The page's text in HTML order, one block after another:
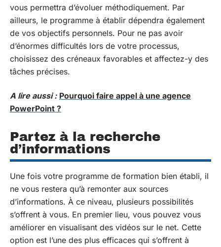
vous permettra d’évoluer méthodiquement. Par
ailleurs, le programme à établir dépendra également
de vos objectifs personnels. Pour ne pas avoir
d’énormes difficultés lors de votre processus,
choisissez des créneaux favorables et affectez-y des
tâches précises.
A lire aussi : Pourquoi faire appel à une agence
PowerPoint ?
Partez à la recherche
d’informations
Une fois votre programme de formation bien établi, il
ne vous restera qu’à remonter aux sources
d’informations. À ce niveau, plusieurs possibilités
s’offrent à vous. En premier lieu, vous pouvez vous
améliorer en visualisant des vidéos sur le net. Cette
option est l’une des plus efficaces qui s’offrent à